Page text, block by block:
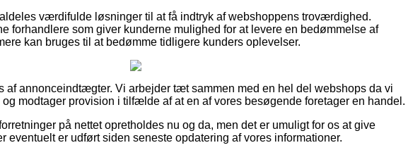
værdifulde løsninger til at få indtryk af webshoppens troværdighed.
forhandlere som giver kunderne mulighed for at levere en bedømmelse af
kan bruges til at bedømme tidligere kunders oplevelser.
af annonceindtægter. Vi arbejder tæt sammen med en hel del webshops da vi
modtager provision i tilfælde af at en af vores besøgende foretager en handel.
på nettet opretholdes nu og da, men det er umuligt for os at give
eventuelt er udført siden seneste opdatering af vores informationer.